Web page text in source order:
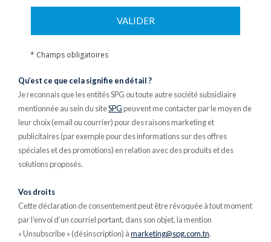
VALIDER
* Champs obligatoires
Qu’est ce que cela signifie en détail ?
Je reconnais que les entités SPG ou toute autre société subsidiaire
mentionnée au sein du siteSPGpeuvent me contacter par le moyen de
leur choix (email ou courrier) pour des raisons marketing et
publicitaires (par exemple pour des informations sur des offres
spéciales et des promotions) en relation avec des produits et des
solutions proposés.
Vos droits
Cette déclaration de consentement peut être révoquée à tout moment
par l’envoi d’un courriel portant, dans son objet, la mention
« Unsubscribe » (désinscription) àmarketing@spg.com.tn.